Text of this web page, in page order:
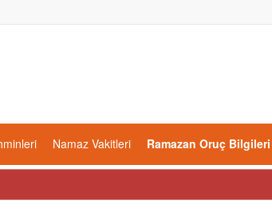
Namaz Vakitleri Ramazan Oruç Bilgileri